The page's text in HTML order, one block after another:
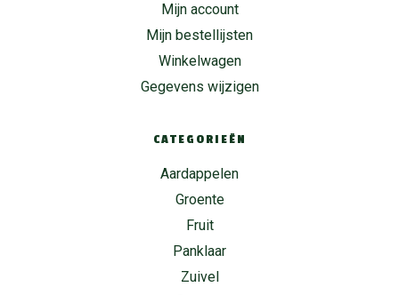
Mijn account
Mijn bestellijsten
Winkelwagen
Gegevens wijzigen
CATEGORIEËN
Aardappelen
Groente
Fruit
Panklaar
Zuivel